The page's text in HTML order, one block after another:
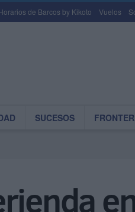
de Barcos by Kikoto Vuelos
SUCESOS